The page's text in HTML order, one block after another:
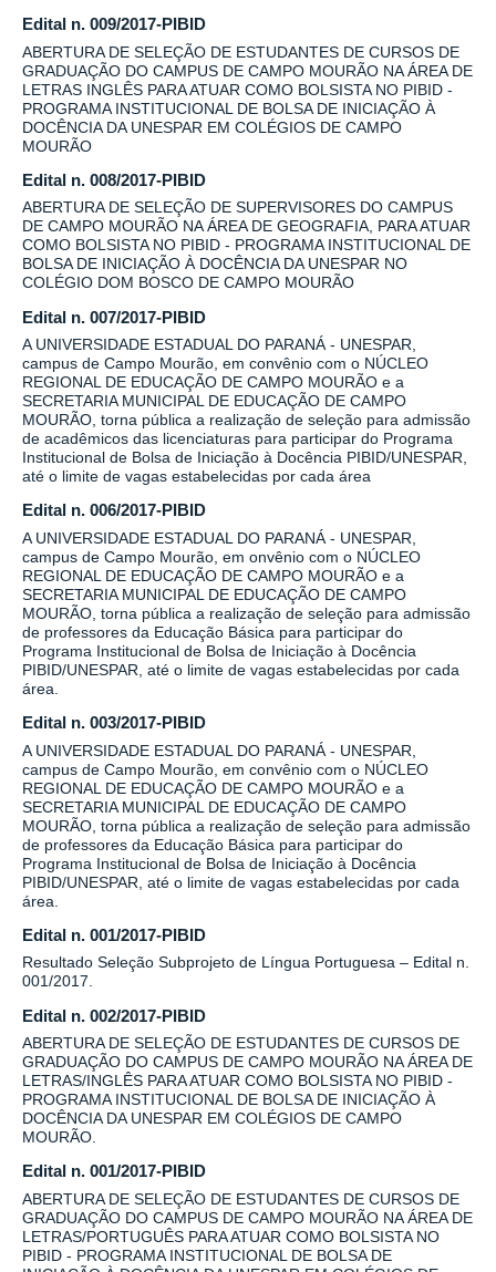
Edital n. 009/2017-PIBID
ABERTURA DE SELEÇÃO DE ESTUDANTES DE CURSOS DE
GRADUAÇÃO DO CAMPUS DE CAMPO MOURÃO NA ÁREA DE
LETRAS INGLÊS PARA ATUAR COMO BOLSISTA NO PIBID -
PROGRAMA INSTITUCIONAL DE BOLSA DE INICIAÇÃO À
DOCÊNCIA DA UNESPAR EM COLÉGIOS DE CAMPO
MOURÃO
Edital n. 008/2017-PIBID
ABERTURA DE SELEÇÃO DE SUPERVISORES DO CAMPUS
DE CAMPO MOURÃO NA ÁREA DE GEOGRAFIA, PARA ATUAR
COMO BOLSISTA NO PIBID - PROGRAMA INSTITUCIONAL DE
BOLSA DE INICIAÇÃO À DOCÊNCIA DA UNESPAR NO
COLÉGIO DOM BOSCO DE CAMPO MOURÃO
Edital n. 007/2017-PIBID
A UNIVERSIDADE ESTADUAL DO PARANÁ - UNESPAR,
campus de Campo Mourão, em convênio com o NÚCLEO
REGIONAL DE EDUCAÇÃO DE CAMPO MOURÃO e a
SECRETARIA MUNICIPAL DE EDUCAÇÃO DE CAMPO
MOURÃO, torna pública a realização de seleção para admissão
de acadêmicos das licenciaturas para participar do Programa
Institucional de Bolsa de Iniciação à Docência PIBID/UNESPAR,
até o limite de vagas estabelecidas por cada área
Edital n. 006/2017-PIBID
A UNIVERSIDADE ESTADUAL DO PARANÁ - UNESPAR,
campus de Campo Mourão, em onvênio com o NÚCLEO
REGIONAL DE EDUCAÇÃO DE CAMPO MOURÃO e a
SECRETARIA MUNICIPAL DE EDUCAÇÃO DE CAMPO
MOURÃO, torna pública a realização de seleção para admissão
de professores da Educação Básica para participar do
Programa Institucional de Bolsa de Iniciação à Docência
PIBID/UNESPAR, até o limite de vagas estabelecidas por cada
área.
Edital n. 003/2017-PIBID
A UNIVERSIDADE ESTADUAL DO PARANÁ - UNESPAR,
campus de Campo Mourão, em convênio com o NÚCLEO
REGIONAL DE EDUCAÇÃO DE CAMPO MOURÃO e a
SECRETARIA MUNICIPAL DE EDUCAÇÃO DE CAMPO
MOURÃO, torna pública a realização de seleção para admissão
de professores da Educação Básica para participar do
Programa Institucional de Bolsa de Iniciação à Docência
PIBID/UNESPAR, até o limite de vagas estabelecidas por cada
área.
Edital n. 001/2017-PIBID
Resultado Seleção Subprojeto de Língua Portuguesa – Edital n.
001/2017.
Edital n. 002/2017-PIBID
ABERTURA DE SELEÇÃO DE ESTUDANTES DE CURSOS DE
GRADUAÇÃO DO CAMPUS DE CAMPO MOURÃO NA ÁREA DE
LETRAS/INGLÊS PARA ATUAR COMO BOLSISTA NO PIBID -
PROGRAMA INSTITUCIONAL DE BOLSA DE INICIAÇÃO À
DOCÊNCIA DA UNESPAR EM COLÉGIOS DE CAMPO
MOURÃO.
Edital n. 001/2017-PIBID
ABERTURA DE SELEÇÃO DE ESTUDANTES DE CURSOS DE
GRADUAÇÃO DO CAMPUS DE CAMPO MOURÃO NA ÁREA DE
LETRAS/PORTUGUÊS PARA ATUAR COMO BOLSISTA NO
PIBID - PROGRAMA INSTITUCIONAL DE BOLSA DE